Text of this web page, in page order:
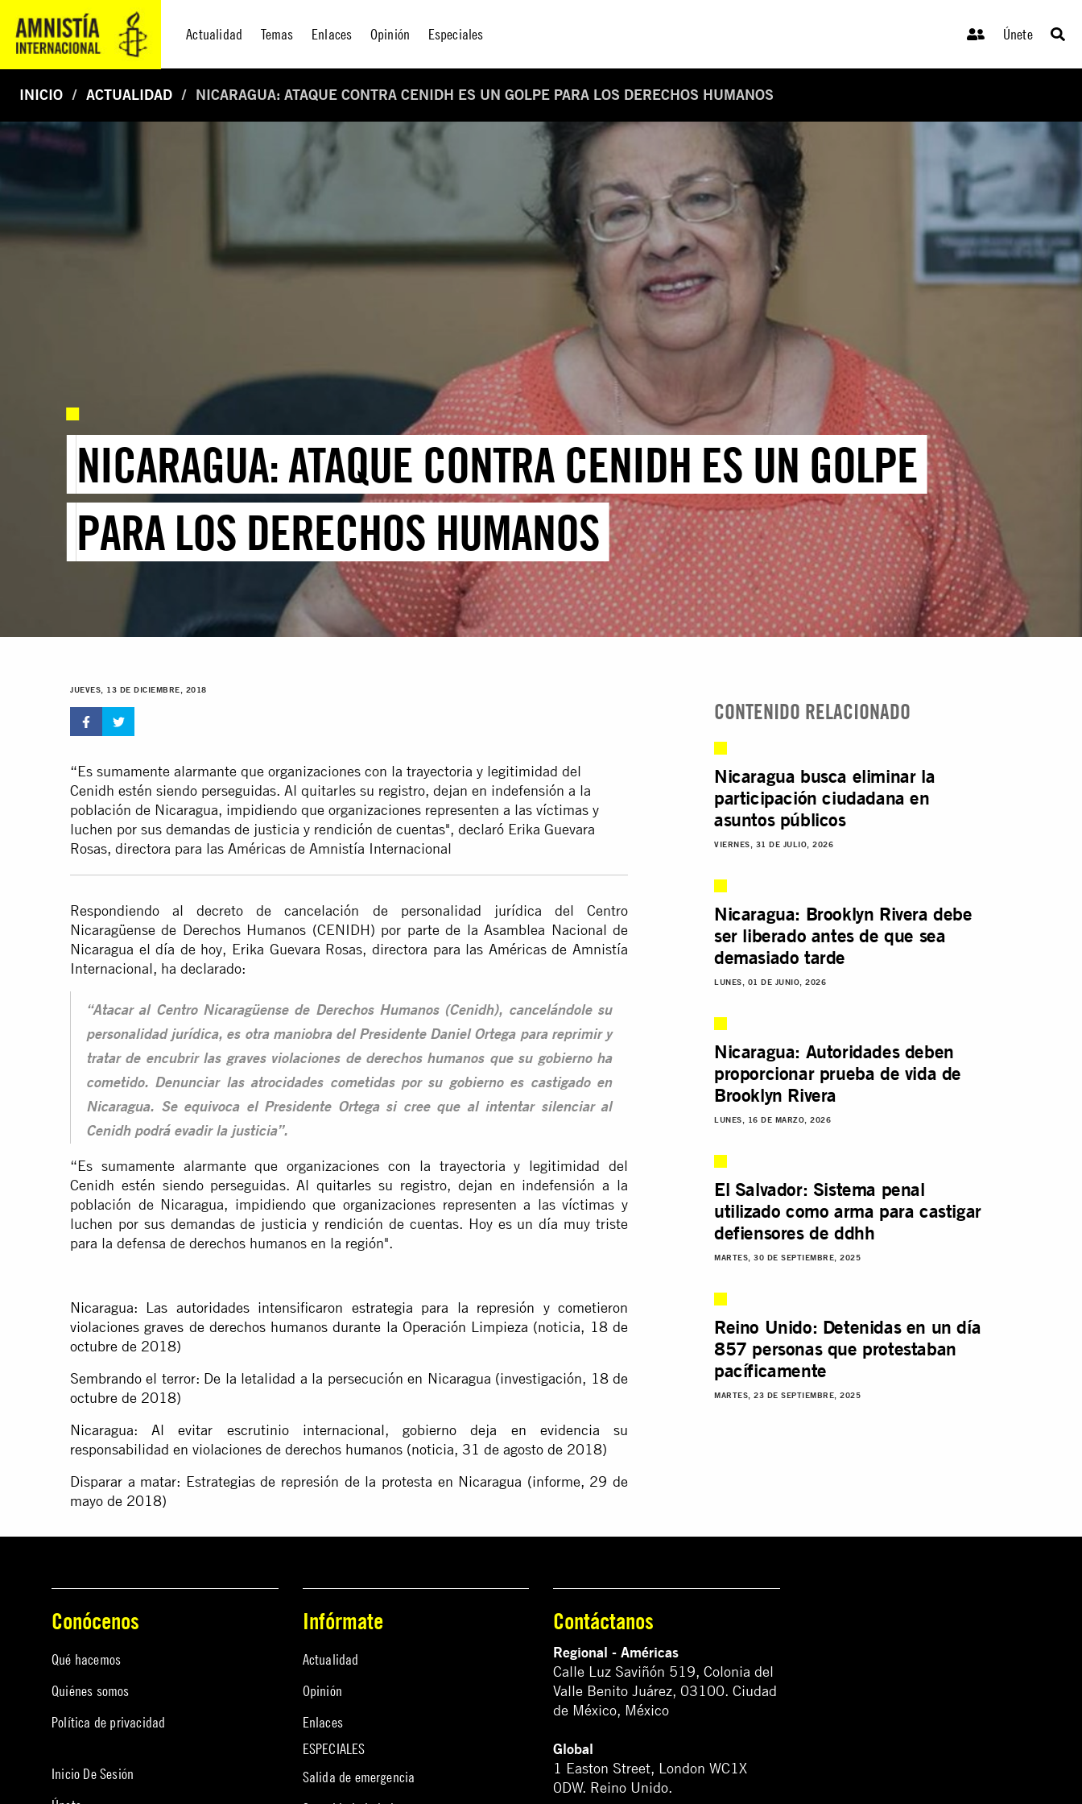
Actualidad Temas Enlaces Opinión Especiales Únete
INICIO ACTUALIDAD NICARAGUA: ATAQUE CONTRA CENIDH ES UN GOLPE PARA LOS DERECHOS HUMANOS
NICARAGUA: ATAQUE CONTRA CENIDH ES UN GOLPE
PARA LOS DERECHOS HUMANOS
JUEVES, 13 DE DICIEMBRE, 2018
“Es sumamente alarmante que organizaciones con la trayectoria y legitimidad del
Cenidh estén siendo perseguidas. Al quitarles su registro, dejan en indefensión a la
población de Nicaragua, impidiendo que organizaciones representen a las víctimas y
luchen por sus demandas de justicia y rendición de cuentas", declaró Erika Guevara
Rosas, directora para las Américas de Amnistía Internacional
Respondiendo al decreto de cancelación de personalidad jurídica del Centro
Nicaragüense de Derechos Humanos (CENIDH) por parte de la Asamblea Nacional de
Nicaragua el día de hoy, Erika Guevara Rosas, directora para las Américas de Amnistía
Internacional, ha declarado:
“Atacar al Centro Nicaragüense de Derechos Humanos (Cenidh), cancelándole su
personalidad jurídica, es otra maniobra del Presidente Daniel Ortega para reprimir y
tratar de encubrir las graves violaciones de derechos humanos que su gobierno ha
cometido. Denunciar las atrocidades cometidas por su gobierno es castigado en
Nicaragua. Se equivoca el Presidente Ortega si cree que al intentar silenciar al
Cenidh podrá evadir la justicia”.
“Es sumamente alarmante que organizaciones con la trayectoria y legitimidad del
Cenidh estén siendo perseguidas. Al quitarles su registro, dejan en indefensión a la
población de Nicaragua, impidiendo que organizaciones representen a las víctimas y
luchen por sus demandas de justicia y rendición de cuentas. Hoy es un día muy triste
para la defensa de derechos humanos en la región".
Nicaragua: Las autoridades intensificaron estrategia para la represión y cometieron
violaciones graves de derechos humanos durante la Operación Limpieza (noticia, 18 de
octubre de 2018)
Sembrando el terror: De la letalidad a la persecución en Nicaragua (investigación, 18 de
octubre de 2018)
Nicaragua: Al evitar escrutinio internacional, gobierno deja en evidencia su
responsabilidad en violaciones de derechos humanos (noticia, 31 de agosto de 2018)
Disparar a matar: Estrategias de represión de la protesta en Nicaragua (informe, 29 de
mayo de 2018)
CONTENIDO RELACIONADO
Nicaragua busca eliminar la
participación ciudadana en
asuntos públicos
VIERNES, 31 DE JULIO, 2026
Nicaragua: Brooklyn Rivera debe
ser liberado antes de que sea
demasiado tarde
LUNES, 01 DE JUNIO, 2026
Nicaragua: Autoridades deben
proporcionar prueba de vida de
Brooklyn Rivera
LUNES, 16 DE MARZO, 2026
El Salvador: Sistema penal
utilizado como arma para castigar
defiensores de ddhh
MARTES, 30 DE SEPTIEMBRE, 2025
Reino Unido: Detenidas en un día
857 personas que protestaban
pacíficamente
MARTES, 23 DE SEPTIEMBRE, 2025
Conócenos
Qué hacemos
Quiénes somos
Política de privacidad
Inicio De Sesión
Infórmate
Actualidad
Opinión
Enlaces
ESPECIALES
Salida de emergencia
Contáctanos
Regional - Américas
Calle Luz Saviñón 519, Colonia del
Valle Benito Juárez, 03100. Ciudad
de México, México
Global
1 Easton Street, London WC1X
0DW. Reino Unido.